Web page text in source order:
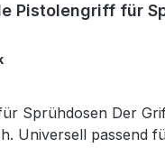
Pistolengriff für
bei verschiedensten Sprühanwendungen, ideal für Werkstatt, Garage oder
Komfort